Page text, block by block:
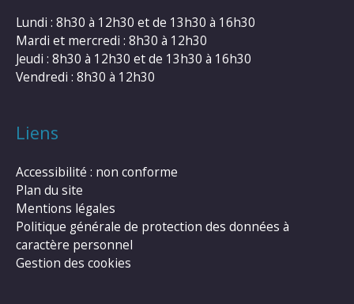
Lundi : 8h30 à 12h30 et de 13h30 à 16h30
Mardi et mercredi : 8h30 à 12h30
Jeudi : 8h30 à 12h30 et de 13h30 à 16h30
Vendredi : 8h30 à 12h30
Liens
Accessibilité : non conforme
Plan du site
Mentions légales
Politique générale de protection des données à
caractère personnel
Gestion des cookies